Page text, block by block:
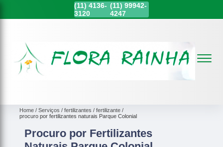
(11) 4136-
3120
(11)99942-
4247
Home Serviços fertilizantes
fertilizante
procuro por fertilizantes naturais Parque Colonial
Procuro por Fertilizantes